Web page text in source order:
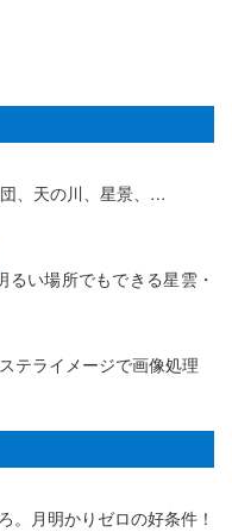
、天の川、星景、…
い場所でもできる星雲・
テライメージで画像処理
。月明かりゼロの好条件！